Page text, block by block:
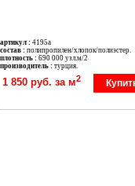
артикул : 4195a
состав : полипропилен/хлопок/полиэстер.
плотность : 690 000 узл.м/2
производитель : турция.
1 850 руб. за м2